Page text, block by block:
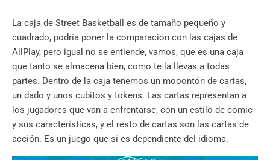
La caja de Street Basketball es de tamaño pequeño y
cuadrado, podría poner la comparación con las cajas de
AllPlay, pero igual no se entiende, vamos, que es una caja
que tanto se almacena bien, como te la llevas a todas
partes. Dentro de la caja tenemos un mooontón de cartas,
un dado y unos cubitos y tokens. Las cartas representan a
los jugadores que van a enfrentarse, con un estilo de comic
y sus características, y el resto de cartas son las cartas de
acción. Es un juego que si es dependiente del idioma.